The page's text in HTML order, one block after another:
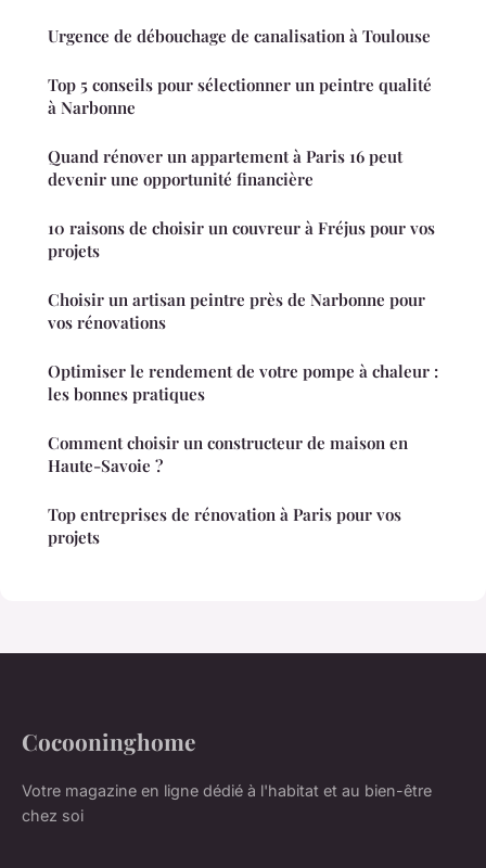
Urgence de débouchage de canalisation à Toulouse
Top 5 conseils pour sélectionner un peintre qualité
à Narbonne
Quand rénover un appartement à Paris 16 peut
devenir une opportunité financière
10 raisons de choisir un couvreur à Fréjus pour vos
projets
Choisir un artisan peintre près de Narbonne pour
vos rénovations
Optimiser le rendement de votre pompe à chaleur :
les bonnes pratiques
Comment choisir un constructeur de maison en
Haute-Savoie ?
Top entreprises de rénovation à Paris pour vos
projets
Cocooninghome
Votre magazine en ligne dédié à l'habitat et au bien-être
chez soi